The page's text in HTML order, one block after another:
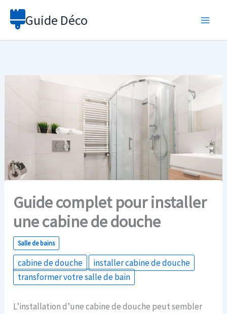
Aller
Guide Déco
Guide complet pour installer
une cabine de douche
Salle de bains
cabine de douche
installer cabine de douche
transformer votre salle de bain
L’installation d’une cabine de douche peut sembler